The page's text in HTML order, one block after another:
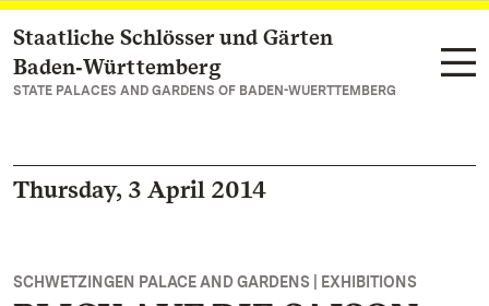
Navigate to main page
Staatliche Schlösser und Gärten
Baden‑Württemberg
STATE PALACES AND GARDENS OF BADEN-WUERTTEMBERG
Thursday, 3 April 2014
SCHWETZINGEN PALACE AND GARDENS | EXHIBITIONS